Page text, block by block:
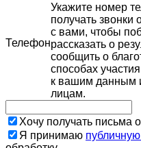
Телефон
Укажите номер
получать
с вами, чтобы
рассказать о
сообщить о
способах
к вашим данным
лицам.
Хочу получать письма
Я принимаю